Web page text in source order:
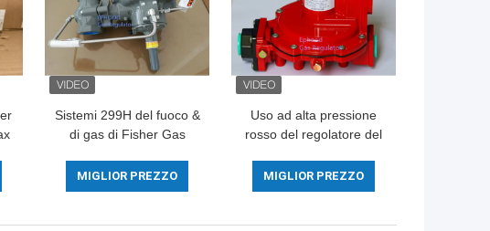
Sistemi 299H del fuoco &
di gas di Fisher Gas
dell'americano di lunga
vita
MIGLIOR PREZZO
Uso ad alta pressione
rosso del regolatore del
GPL di colore per la
cottura, lunga vita
MIGLIOR PREZZO